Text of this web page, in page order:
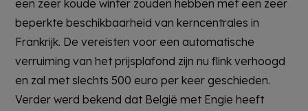
een zeer koude winter zouden hebben met een zeer
beperkte beschikbaarheid van kerncentrales in
Frankrijk. De vereisten voor een automatische
verruiming van het prijsplafond zijn nu flink verhoogd
en zal met slechts 500 euro per keer geschieden.
Verder werd bekend dat België met Engie heeft